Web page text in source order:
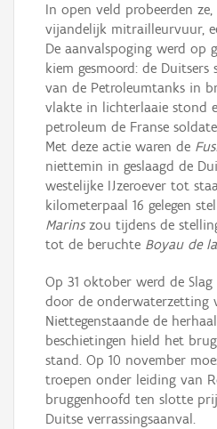
In open veld probeerden
vijandelijk mitrailleurvuur,
De aanvalspoging werd op
kiem gesmoord: de Duitsers
van de Petroleumtanks in
vlakte in lichterlaaie stond
petroleum de Franse
Met deze actie waren de
niettemin in geslaagd de
westelijke IJzeroever tot
kilometerpaal 16 gelegen
Marinszou tijdens de
tot de beruchte Boyau de
Op 31 oktober werd de
door de onderwaterzetting
Niettegenstaande de
beschietingen hield het
stand. Op 10 november
troepen onder leiding van
bruggenhoofd ten slotte
Duitse verrassingsaanval.